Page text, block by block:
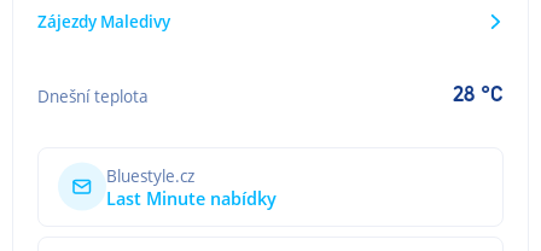
Zájezdy Maledivy
Dnešní teplota 28 °C
Bluestyle.cz
Last Minute nabídky